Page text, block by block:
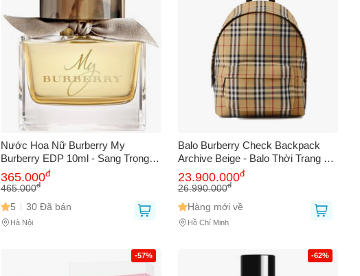
Nước Hoa Nữ Burberry My
Burberry EDP 10ml - Sang Trọng,
Sành Điệu, Hương Hoa Đậu &
Cam Bergamot, Quà Tặng Phụ Nữ
365.000đ
465.000đ
5 30 Đã bán
Hà Nội
Balo Burberry Check Backpack
Archive Beige - Balo Thời Trang Cổ
Điển Hiện Đại Họa Tiết Kẻ Đặc
Trưng Unisex
23.900.000đ
26.990.000đ
Hàng mới về
Hồ Chí Minh
-57% -62%